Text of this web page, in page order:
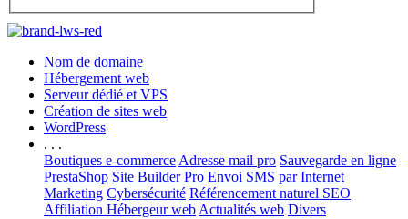
Nom de domaine
Hébergement web
Serveur dédié et VPS
Création de sites web
WordPress
. . .
Boutiques e-commerce Adresse mail pro Sauvegarde en ligne
PrestaShop Site Builder Pro Envoi SMS par Internet
Marketing Cybersécurité Référencement naturel SEO
Affiliation Hébergeur web Actualités web Divers